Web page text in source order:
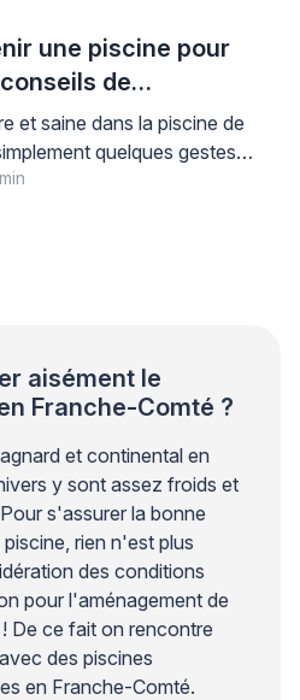
une piscine pour
de
et saine dans la piscine de
quelques gestes
dans votre routine
aisément le
Franche-Comté ?
et continental en
y sont assez froids et
s'assurer la bonne
rien n'est plus
des conditions
pour l'aménagement de
De ce fait on rencontre
des piscines
en Franche-Comté.